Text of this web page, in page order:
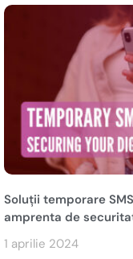
Soluții temporare
amprenta de
1 aprilie 2024